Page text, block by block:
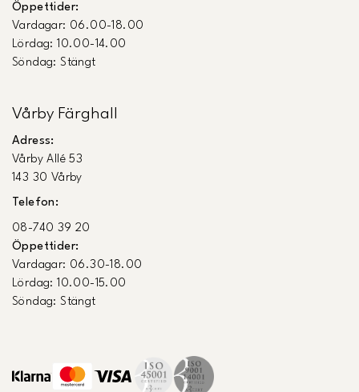
Öppettider:
Vardagar: 06.00-18.00
Lördag: 10.00-14.00
Söndag: Stängt
Vårby Färghall
Adress:
Vårby Allé 53
143 30 Vårby
Telefon:
08-740 39 20
Öppettider:
Vardagar: 06.30-18.00
Lördag: 10.00-15.00
Söndag: Stängt